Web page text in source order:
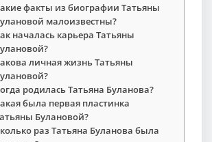
факты из биографии Татьяны
малоизвестны?
началась карьера Татьяны
личная жизнь Татьяны
родилась Татьяна Буланова?
была первая пластинка
Булановой?
раз Татьяна Буланова была